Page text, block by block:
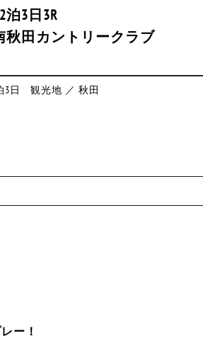
3日3R
田カントリークラブ
3日 観光地 ／ 秋田
ー！